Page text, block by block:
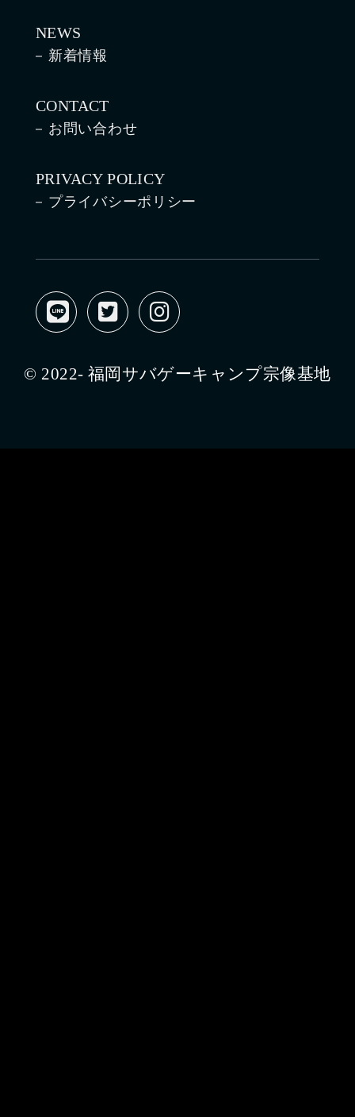
NEWS
新着情報
CONTACT
お問い合わせ
PRIVACY POLICY
プライバシーポリシー
© 2022- 福岡サバゲーキャンプ宗像基地